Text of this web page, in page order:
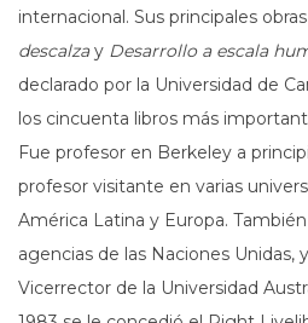
internacional. Sus principales
descalzay Desarrollo a escala
declarado por la Universidad de
los cincuenta libros más
Fue profesor en Berkeley a
profesor visitante en varias
América Latina y Europa.
agencias de las Naciones Unidas,
Vicerrector de la Universidad